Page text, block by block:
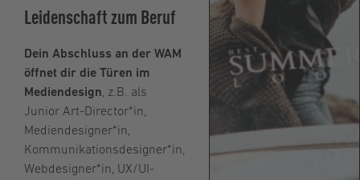
Leidenschaft zum Beruf
Dein Abschluss an der WAM
öffnet dir die Türen im
Mediendesign, z.B. als
Junior Art-Director*in,
Mediendesigner*in,
Kommunikationsdesigner*in,
Webdesigner*in, UX/UI-